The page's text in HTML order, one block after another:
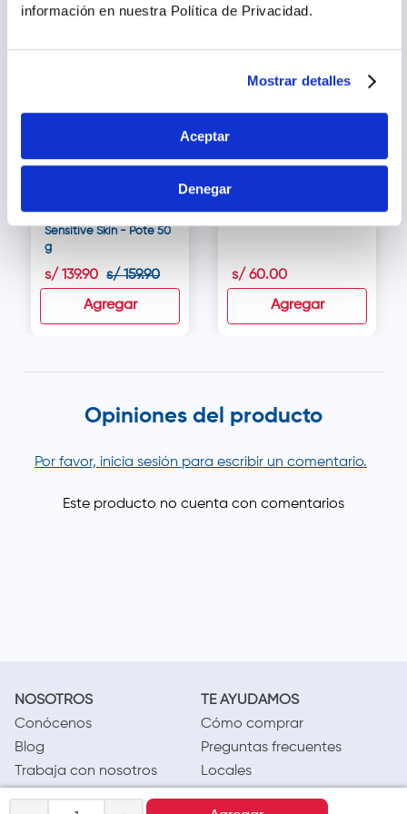
información en nuestra Política de Privacidad.
Mostrar detalles
Aceptar
Denegar
Hyaluronic Moisture
Sensitive Skin - Pote 50
g
s/ 139.90 s/ 159.90
Agregar
50 g
s/ 60.00
Agregar
Opiniones del producto
Por favor, inicia sesión para escribir un comentario.
NOSOTROS
Conócenos
Blog
Trabaja con nosotros
TE AYUDAMOS
Cómo comprar
Preguntas frecuentes
Locales